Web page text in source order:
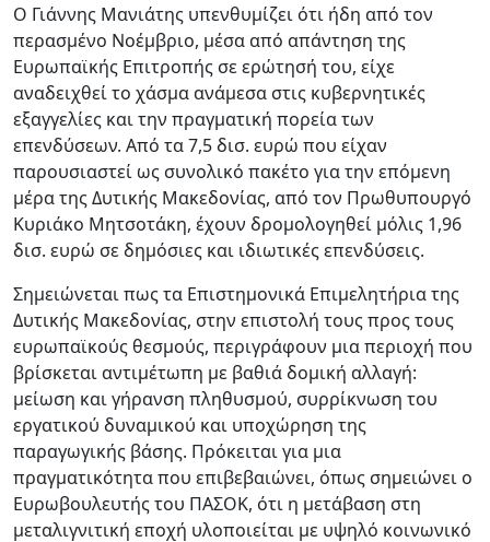
Ο Γιάννης Μανιάτης υπενθυμίζει ότι ήδη από τον
περασμένο Νοέμβριο, μέσα από απάντηση της
Ευρωπαϊκής Επιτροπής σε ερώτησή του, είχε
αναδειχθεί το χάσμα ανάμεσα στις κυβερνητικές
εξαγγελίες και την πραγματική πορεία των
επενδύσεων. Από τα 7,5 δισ. ευρώ που είχαν
παρουσιαστεί ως συνολικό πακέτο για την επόμενη
μέρα της Δυτικής Μακεδονίας, από τον Πρωθυπουργό
Κυριάκο Μητσοτάκη, έχουν δρομολογηθεί μόλις 1,96
δισ. ευρώ σε δημόσιες και ιδιωτικές επενδύσεις.
Σημειώνεται πως τα Επιστημονικά Επιμελητήρια της
Δυτικής Μακεδονίας, στην επιστολή τους προς τους
ευρωπαϊκούς θεσμούς, περιγράφουν μια περιοχή που
βρίσκεται αντιμέτωπη με βαθιά δομική αλλαγή:
μείωση και γήρανση πληθυσμού, συρρίκνωση του
εργατικού δυναμικού και υποχώρηση της
παραγωγικής βάσης. Πρόκειται για μια
πραγματικότητα που επιβεβαιώνει, όπως σημειώνει ο
Ευρωβουλευτής του ΠΑΣΟΚ, ότι η μετάβαση στη
μεταλιγνιτική εποχή υλοποιείται με υψηλό κοινωνικό